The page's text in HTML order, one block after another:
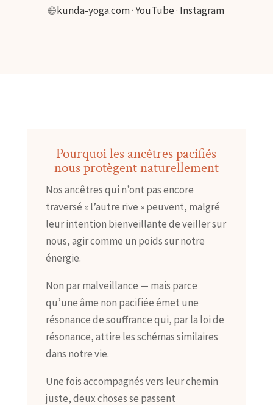
🌐kunda-yoga.com·YouTube· Instagram
Pourquoi les ancêtres pacifiés
nous protègent naturellement
Nos ancêtres qui n’ont pas encore
traversé « l’autre rive » peuvent, malgré
leur intention bienveillante de veiller sur
nous, agir comme un poids sur notre
énergie.
Non par malveillance — mais parce
qu’une âme non pacifiée émet une
résonance de souffrance qui, par la loi de
résonance, attire les schémas similaires
dans notre vie.
Une fois accompagnés vers leur chemin
juste, deux choses se passent